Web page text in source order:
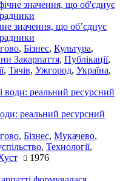
значення, що об’єднує
, Бізнес, Культура,
Закарпаття, Публікації,
, Тячів, Ужгород, Україна,
реальний ресурсний
, Бізнес, Мукачево,
, Технології,
1976